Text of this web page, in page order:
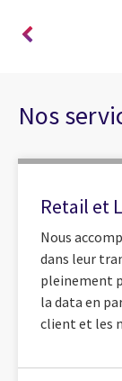
Nos
Retail et
Nous
dans leur
pleinement
la data en
client et les